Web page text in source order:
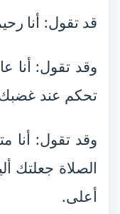
قد تقول: أنا
وقد تقول: أنا
تحكم عند
وقد تقول: أنا
الصلاة جعلتك
أعلى.